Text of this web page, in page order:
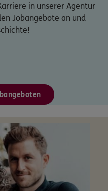
in unserer Agentur
Jobangebote an und